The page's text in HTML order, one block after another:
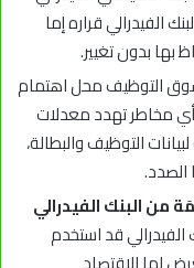
الفيدرالي قراره إما
بها بدون تغيير.
التوظيف محل اهتمام
أي مخاطر تهدد معدلات
التوظيف والبطالة،
من البنك الفيدرالي
الفيدرالي قد استخدم